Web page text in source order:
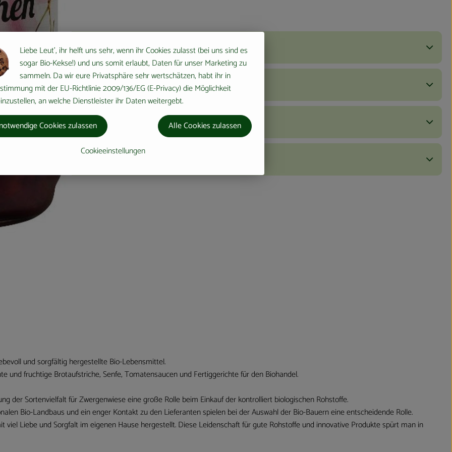
und sorgfältig hergestellte Bio-Lebensmittel.
und fruchtige Brotaufstriche, Senfe, Tomatensaucen und Fertiggerichte für den Biohandel.
der Sortenvielfalt für Zwergenwiese eine große Rolle beim Einkauf der kontrolliert biologischen Rohstoffe.
Bio-Landbaus und ein enger Kontakt zu den Lieferanten spielen bei der Auswahl der Bio-Bauern eine entscheidende Rolle.
Liebe und Sorgfalt im eigenen Hause hergestellt. Diese Leidenschaft für gute Rohstoffe und innovative Produkte spürt man in
Liebe Leut', ihr helft uns sehr, wenn ihr Cookies zulasst (bei uns sind es
sogar Bio-Kekse!) und uns somit erlaubt, Daten für unser Marketing zu
sammeln. Da wir eure Privatsphäre sehr wertschätzen, habt ihr in
mit der EU-Richtlinie 2009/136/EG (E-Privacy) die Möglichkeit
an welche Dienstleister ihr Daten weitergebt.
Cookieeinstellungen
Cookies zulassen Alle Cookies zulassen